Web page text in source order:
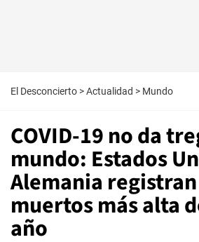
El Desconcierto >Actualidad > Mundo
COVID-19 no da
mundo: Estados
Alemania
muertos más alta
año